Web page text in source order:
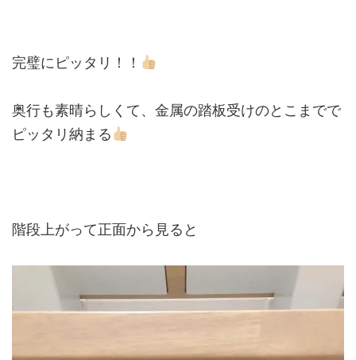
完璧にピッタリ！！
奥行も素晴らしくて、金属の踏板受けのとこまでで
ピッタリ納まる
階段上がって正面から見ると